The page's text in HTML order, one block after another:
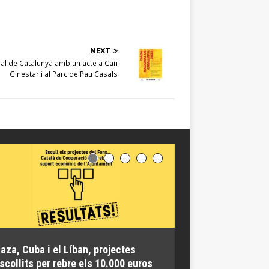
NEXT
de Catalunya amb un acte a Can
Ginestar i al Parc de Pau Casals
Cuba i el Líban, projectes
per rebre els 10.000 euros